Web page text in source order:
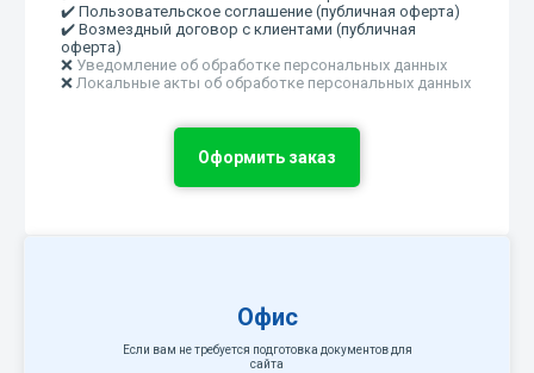
✔️ Пользовательское соглашение (публичная оферта)
✔️ Возмездный договор с клиентами (публичная
оферта)
❌ Уведомление об обработке персональных данных
❌ Локальные акты об обработке персональных данных
Оформить заказ
Офис
Если вам не требуется подготовка документов для
сайта